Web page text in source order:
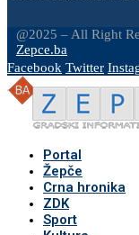
@2025 – All Right
Zepce.ba
Facebook Twitter
Portal
Žepče
Crna hronika
ZDK
Sport